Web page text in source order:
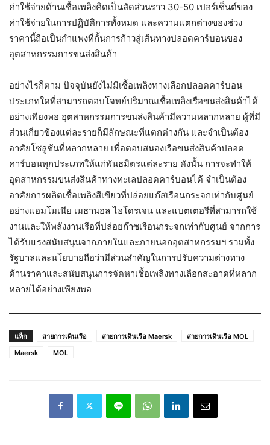
ค่าใช้จ่ายด้านเชื้อเพลิงคิดเป็นสัดส่วนราว 30-50 เปอร์เซ็นต์ของ
ค่าใช้จ่ายในการปฏิบัติการทั้งหมด และความแตกต่างของช่วง
ราคานี้ถือเป็นกำแพงที่กั้นการก้าวสู่เส้นทางปลอดคาร์บอนของ
อุตสาหกรรมการขนส่งสินค้า
อย่างไรก็ตาม ปัจจุบันยังไม่มีเชื้อเพลิงทางเลือกปลอดคาร์บอน
ประเภทใดที่สามารถตอบโจทย์ปริมาณเชื้อเพลิงเรือขนส่งสินค้าได้
อย่างเพียงพอ อุตสาหกรรมการขนส่งสินค้ามีความหลากหลาย ผู้ที่มี
ส่วนเกี่ยวข้องแต่ละรายก็มีลักษณะที่แตกต่างกัน และจำเป็นต้อง
อาศัยโซลูชันที่หลากหลาย เพื่อตอบสนองเรือขนส่งสินค้าปลอด
คาร์บอนทุกประเภทให้แก่พันธมิตรแต่ละราย ดังนั้น การจะทำให้
อุตสาหกรรมขนส่งสินค้าทางทะเลปลอดคาร์บอนได้ จำเป็นต้อง
อาศัยการผลิตเชื้อเพลิงสีเขียวที่ปล่อยแก๊สเรือนกระจกเท่ากับศูนย์
อย่างแอมโมเนีย เมธานอล ไฮโดรเจน และแบตเตอรีที่สามารถใช้
งานและให้พลังงานเรือที่ปล่อยก๊าซเรือนกระจกเท่ากับศูนย์ จากการ
ได้รับแรงสนับสนุนจากภายในและภายนอกอุตสาหกรรมฯ รวมทั้ง
รัฐบาลและนโยบายถือว่ามีส่วนสำคัญในการปรับความต่างทาง
ด้านราคาและสนับสนุนการจัดหาเชื้อเพลิงทางเลือกสะอาดที่หลาก
หลายได้อย่างเพียงพอ
แท็ก สายการเดินเรือ สายการเดินเรือ Maersk
สายการเดินเรือ MOL
Maersk
MOL